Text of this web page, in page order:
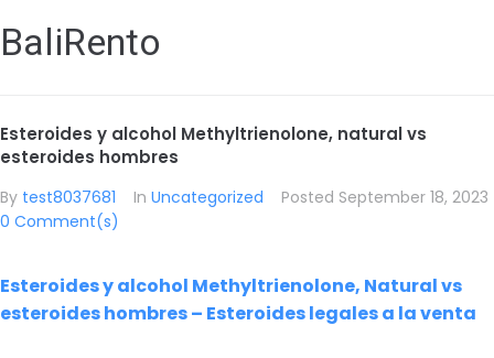
BaliRento
Esteroides y alcohol Methyltrienolone, natural vs
esteroides hombres
By test8037681 In Uncategorized Posted September 18, 2023
0 Comment(s)
Esteroides y alcohol Methyltrienolone, Natural vs
esteroides hombres – Esteroides legales a la venta